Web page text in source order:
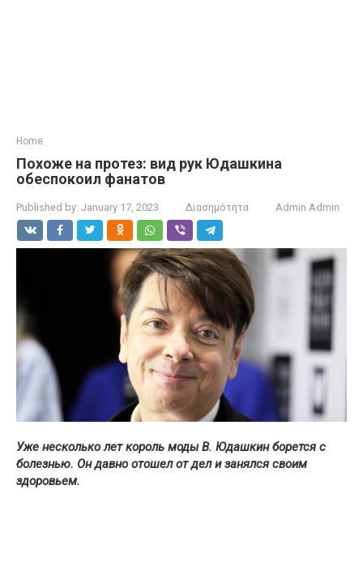
Home
Похоже на протез: вид рук Юдашкина
обеспокоил фанатов
Published by: January 17, 2023 Διασημότητα Admin Admin
Уже несколько лет король моды В. Юдашкин борется с
болезнью. Он давно отошел от дел и занялся своим
здоровьем.